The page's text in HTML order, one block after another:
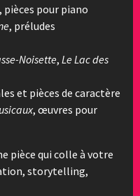
pour piano
, préludes
Noisette, Le Lac des
et pièces de caractère
, œuvres pour
pièce qui colle à votre
storytelling,